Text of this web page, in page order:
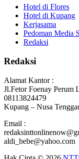
Hotel di Flores
Hotel di Kupang
Kerjasama
Pedoman Media
Redaksi
Redaksi
Alamat Kantor :
Jl.Fetor Foenay Perum
08113824479
Kupang – Nusa
Email :
aldi_bebe@yahoo.com